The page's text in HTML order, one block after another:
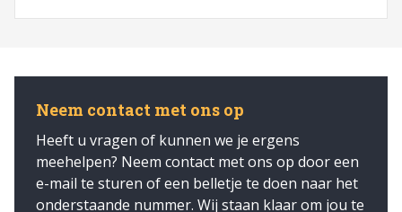
Neem contact met ons op
Heeft u vragen of kunnen we je ergens
meehelpen? Neem contact met ons op door een
e-mail te sturen of een belletje te doen naar het
onderstaande nummer. Wij staan klaar om jou te